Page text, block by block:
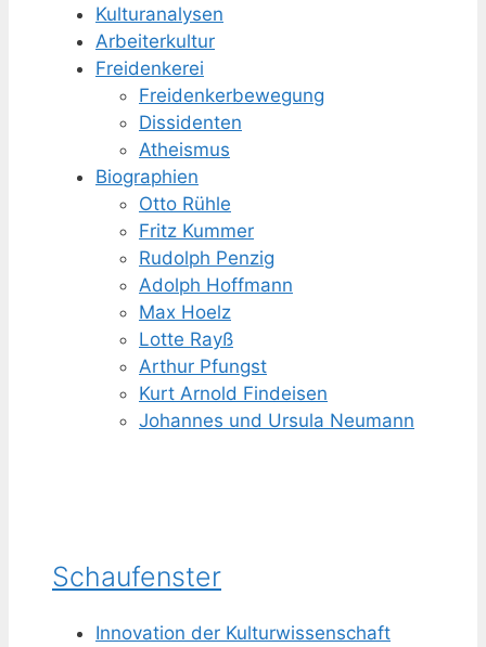
Kulturanalysen
Arbeiterkultur
Freidenkerei
Freidenker­bewegung
Dissidenten
Atheismus
Biographien
Otto Rühle
Fritz Kummer
Rudolph Penzig
Adolph Hoffmann
Max Hoelz
Lotte Rayß
Arthur Pfungst
Kurt Arnold Findeisen
Johannes und Ursula Neumann
Schaufenster
Innovation der Kulturwissenschaft